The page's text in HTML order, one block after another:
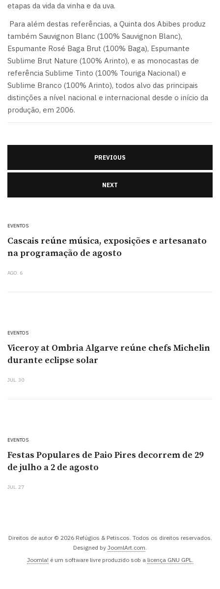
etapas da vida da vinha e da uva.
Para além destas referências, a Quinta dos Abibes produz
também Sauvignon Blanc (100% Sauvignon Blanc),
Espumante Rosé Baga Brut (100% Baga), Espumante
Sublime Brut Nature (100% Arinto), e as monocastas de
referência Sublime Tinto (100% Touriga Nacional) e
Sublime Branco (100% Arinto), todos alvo das principais
distinções a nível nacional e internacional desde o início da
produção, em 2006.
PREVIOUS
NEXT
EVENTOS
Cascais reúne música, exposições e artesanato
na programação de agosto
AGO. 6
EVENTOS
Viceroy at Ombria Algarve reúne chefs Michelin
durante eclipse solar
JUL. 30
EVENTOS
Festas Populares de Paio Pires decorrem de 29
de julho a 2 de agosto
JUL. 27
Direitos de autor © 2026 Refúgios & Petiscos. Todos os direitos reservados.
Designed by JoomlArt.com
Joomla! é um software livre produzido sob a licença GNU GPL.